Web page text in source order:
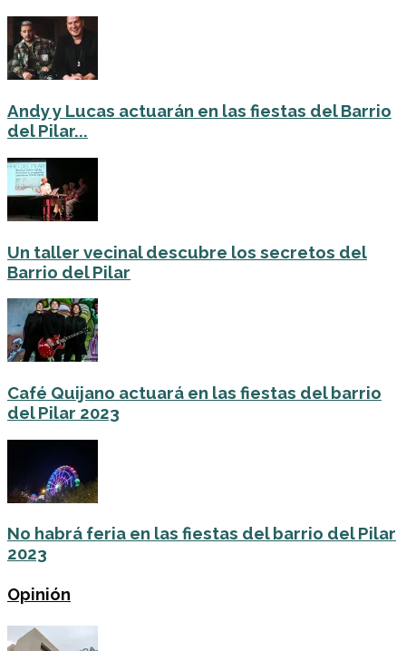
Andy y Lucas actuarán en las fiestas del Barrio
del Pilar...
Un taller vecinal descubre los secretos del
Barrio del Pilar
Café Quijano actuará en las fiestas del barrio
del Pilar 2023
No habrá feria en las fiestas del barrio del Pilar
2023
Opinión